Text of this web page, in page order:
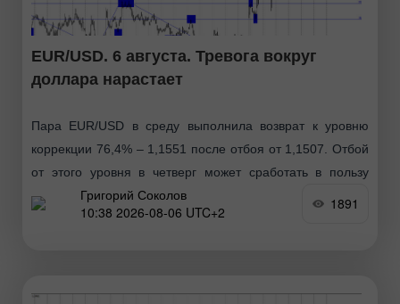
EUR/USD. 6 августа. Тревога вокруг
доллара нарастает
Пара EUR/USD в среду выполнила возврат к уровню
коррекции 76,4% – 1,1551 после отбоя от 1,1507. Отбой
от этого уровня в четверг может сработать в пользу
американского доллара и некоторого
Григорий Соколов
10:38 2026-08-06 UTC+2
1891